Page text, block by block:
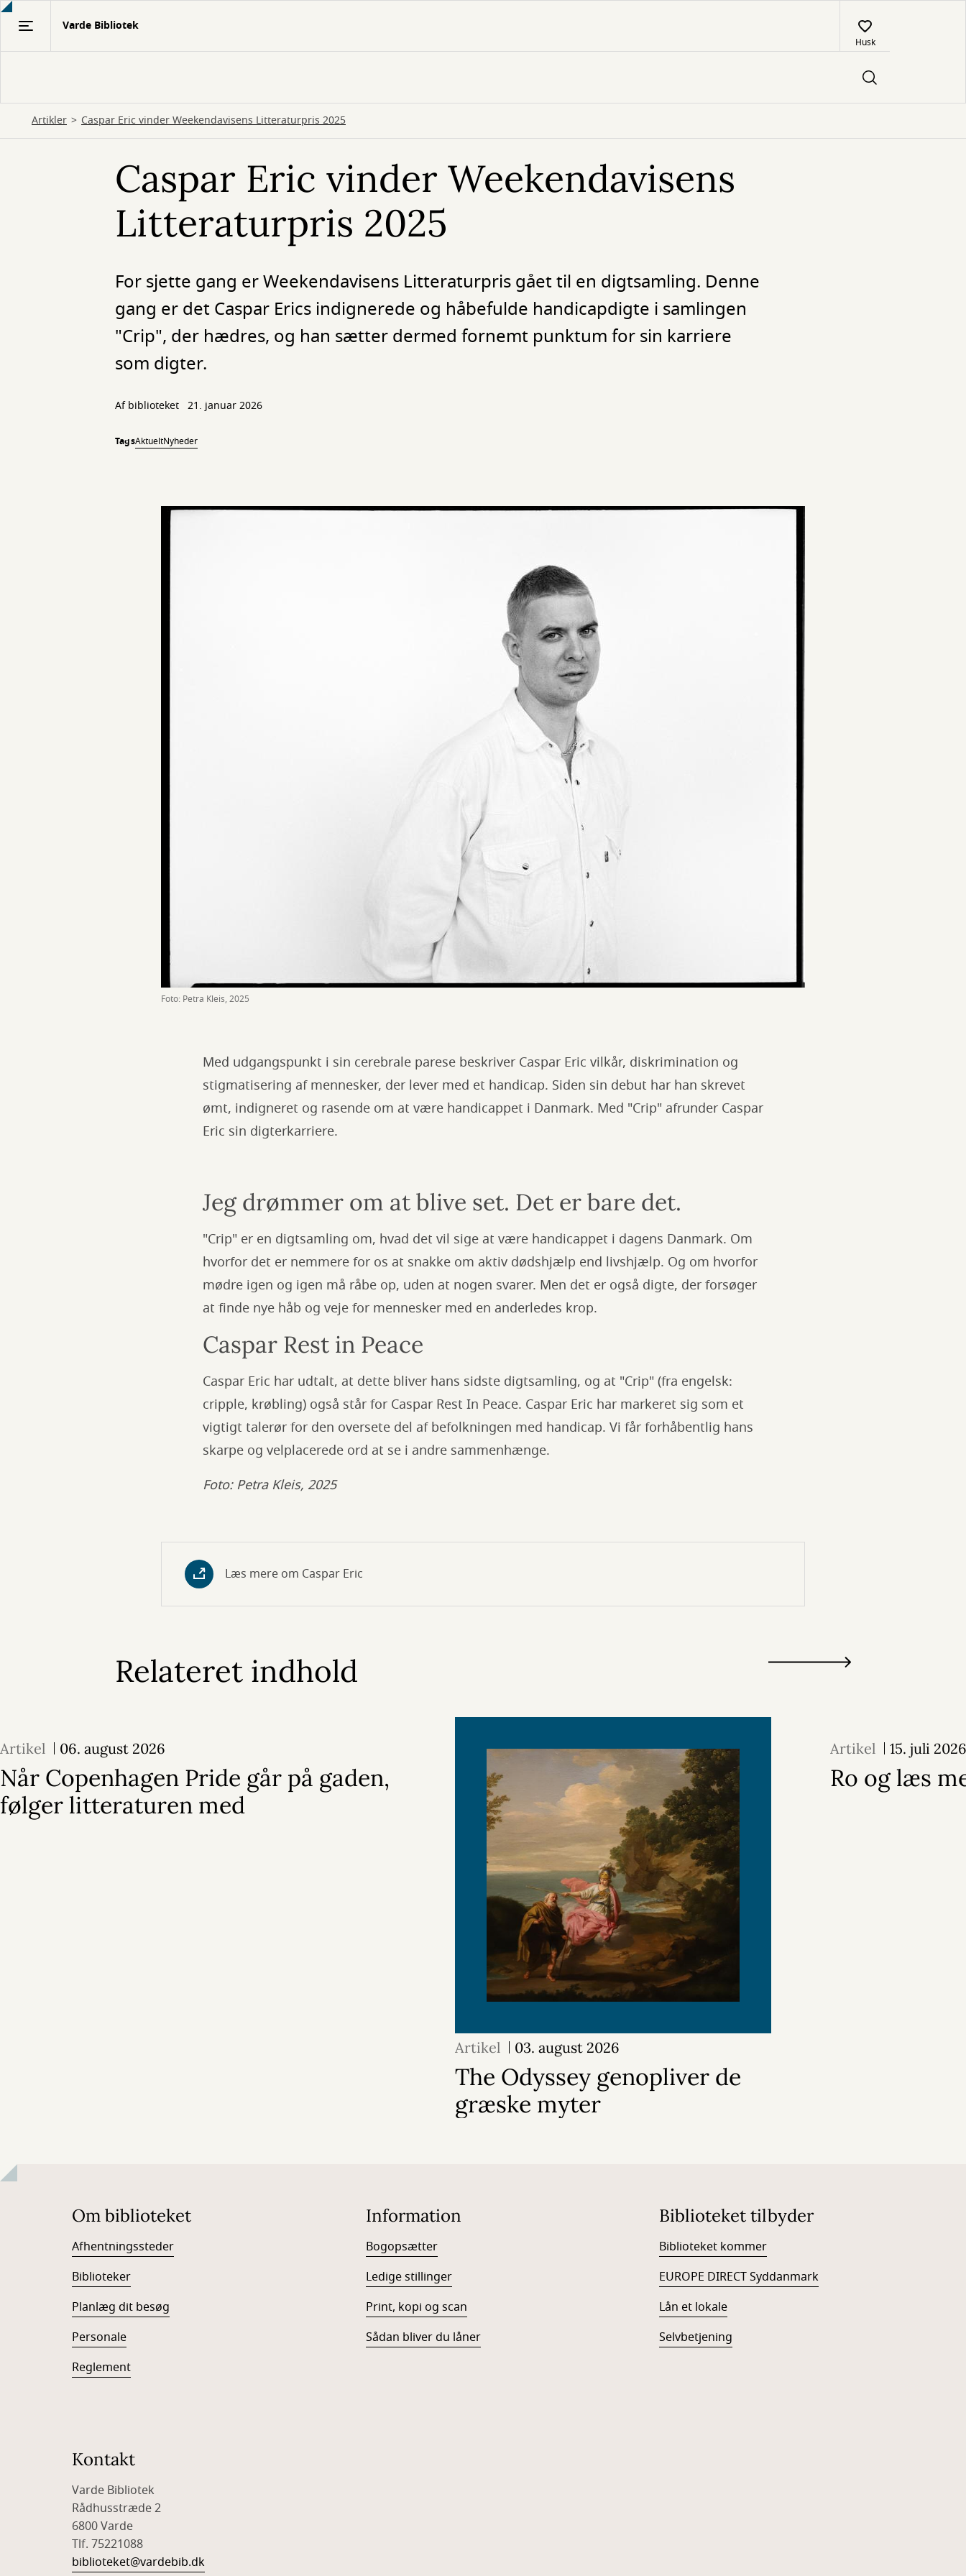
Gå
Varde Bibliotek
Husk
Artikler Caspar Eric vinder Weekendavisens Litteraturpris 2025
Caspar Eric vinder Weekendavisens
Litteraturpris 2025
For sjette gang er Weekendavisens Litteraturpris gået til en digtsamling. Denne
gang er det Caspar Erics indignerede og håbefulde handicapdigte i samlingen
"Crip", der hædres, og han sætter dermed fornemt punktum for sin karriere
som digter.
Af biblioteket 21. januar 2026
TagsAktueltNyheder
Foto: Petra Kleis, 2025
Med udgangspunkt i sin cerebrale parese beskriver Caspar Eric vilkår, diskrimination og
stigmatisering af mennesker, der lever med et handicap. Siden sin debut har han skrevet
ømt, indigneret og rasende om at være handicappet i Danmark. Med "Crip" afrunder Caspar
Eric sin digterkarriere.
Jeg drømmer om at blive set. Det er bare det.
"Crip" er en digtsamling om, hvad det vil sige at være handicappet i dagens Danmark. Om
hvorfor det er nemmere for os at snakke om aktiv dødshjælp end livshjælp. Og om hvorfor
mødre igen og igen må råbe op, uden at nogen svarer. Men det er også digte, der forsøger
at finde nye håb og veje for mennesker med en anderledes krop.
Caspar Rest in Peace
Caspar Eric har udtalt, at dette bliver hans sidste digtsamling, og at "Crip" (fra engelsk:
cripple, krøbling) også står for Caspar Rest In Peace. Caspar Eric har markeret sig som et
vigtigt talerør for den oversete del af befolkningen med handicap. Vi får forhåbentlig hans
skarpe og velplacerede ord at se i andre sammenhænge.
Foto: Petra Kleis, 2025
Læs mere om Caspar Eric
Relateret indhold
Artikel 06. august 2026
Når Copenhagen Pride går på gaden,
følger litteraturen med
Artikel 03. august 2026
The Odyssey genopliver de
græske myter
Artikel 15. juli 2026
Ro og læs
Om biblioteket
Afhentningssteder
Biblioteker
Planlæg dit besøg
Personale
Reglement
Information
Bogopsætter
Ledige stillinger
Print, kopi og scan
Sådan bliver du låner
Biblioteket tilbyder
Biblioteket kommer
EUROPE DIRECT Syddanmark
Lån et lokale
Selvbetjening
Kontakt
Varde Bibliotek
Rådhusstræde 2
6800 Varde
Tlf. 75221088
biblioteket@vardebib.dk